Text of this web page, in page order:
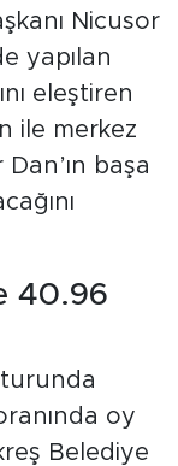
Nicusor
yapılan
eleştiren
ile merkez
başa
40.96
turunda
oy
Belediye